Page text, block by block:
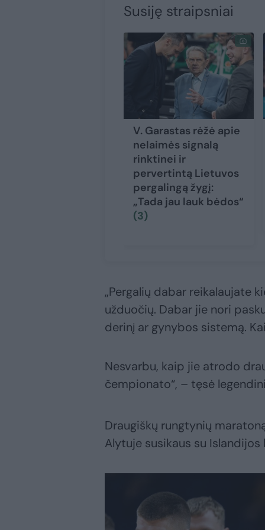
Susiję straipsniai
V. Garastas rėžė apie
nelaimės signalą
rinktinei ir
pervertintą Lietuvos
pergalingą žygį:
„Tada jau lauk bėdos“
(3)
„Pergalių dabar reikalaujate
užduočių. Dabar jie nori
derinį ar gynybos sistemą.
Nesvarbu, kaip jie atrodo
čempionato“, – tęsė
Draugiškų rungtynių
Alytuje susikaus su Islandijos